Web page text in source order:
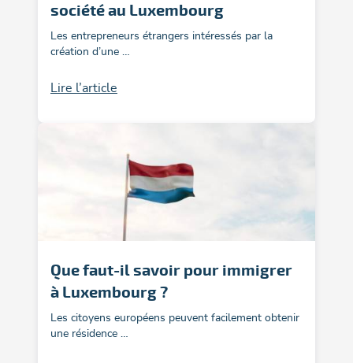
société au Luxembourg
Les entrepreneurs étrangers intéressés par la
création d’une …
Lire l’article
Que faut-il savoir pour immigrer
à Luxembourg ?
Les citoyens européens peuvent facilement obtenir
une résidence …